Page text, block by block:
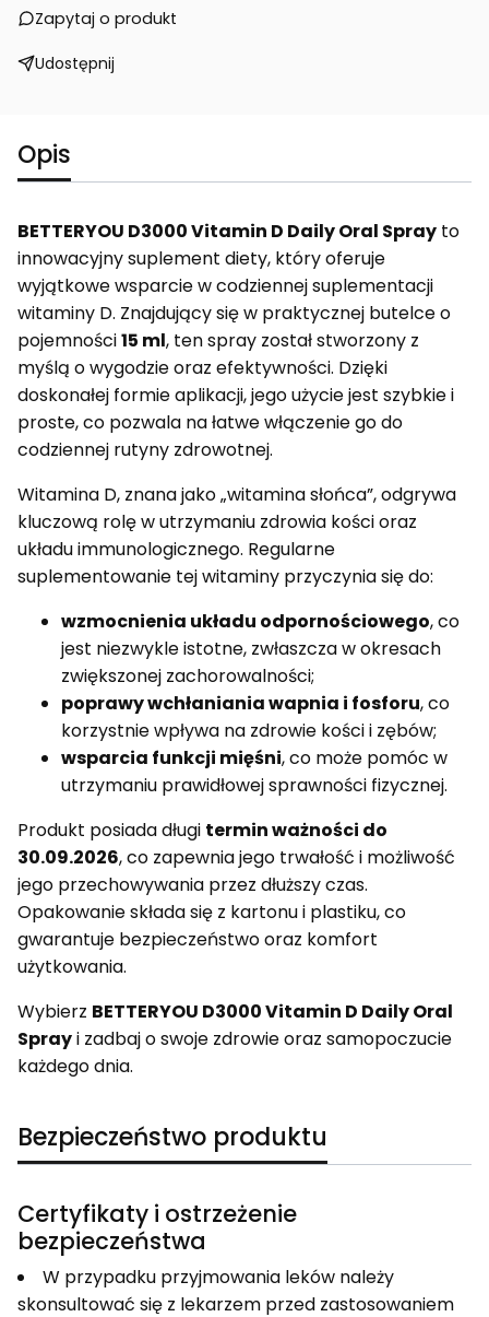
Zapytaj o produkt
Udostępnij
Opis
BETTERYOU D3000 Vitamin D Daily Oral Spray to
innowacyjny suplement diety, który oferuje
wyjątkowe wsparcie w codziennej suplementacji
witaminy D. Znajdujący się w praktycznej butelce o
pojemności15 ml, ten spray został stworzony z
myślą o wygodzie oraz efektywności. Dzięki
doskonałej formie aplikacji, jego użycie jest szybkie i
proste, co pozwala na łatwe włączenie go do
codziennej rutyny zdrowotnej.
Witamina D, znana jako „witamina słońca”, odgrywa
kluczową rolę w utrzymaniu zdrowia kości oraz
układu immunologicznego. Regularne
suplementowanie tej witaminy przyczynia się do:
wzmocnienia układu odpornościowego, co
jest niezwykle istotne, zwłaszcza w okresach
zwiększonej zachorowalności;
poprawy wchłaniania wapnia i fosforu, co
korzystnie wpływa na zdrowie kości i zębów;
wsparcia funkcji mięśni, co może pomóc w
utrzymaniu prawidłowej sprawności fizycznej.
Produkt posiada długi termin ważności do
30.09.2026, co zapewnia jego trwałość i możliwość
jego przechowywania przez dłuższy czas.
Opakowanie składa się z kartonu i plastiku, co
gwarantuje bezpieczeństwo oraz komfort
użytkowania.
Wybierz BETTERYOU D3000 Vitamin D Daily Oral
Sprayi zadbaj o swoje zdrowie oraz samopoczucie
każdego dnia.
Bezpieczeństwo produktu
Certyfikaty i ostrzeżenie
bezpieczeństwa
W przypadku przyjmowania leków należy
skonsultować się z lekarzem przed zastosowaniem